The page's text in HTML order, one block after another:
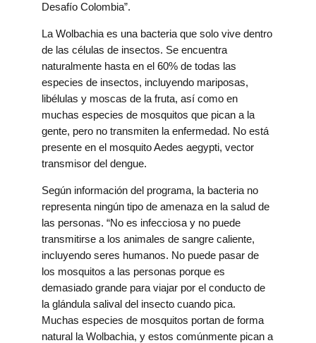
Desafío Colombia”.
La Wolbachia es una bacteria que solo vive dentro
de las células de insectos. Se encuentra
naturalmente hasta en el 60% de todas las
especies de insectos, incluyendo mariposas,
libélulas y moscas de la fruta, así como en
muchas especies de mosquitos que pican a la
gente, pero no transmiten la enfermedad. No está
presente en el mosquito Aedes aegypti, vector
transmisor del dengue.
Según información del programa, la bacteria no
representa ningún tipo de amenaza en la salud de
las personas. “No es infecciosa y no puede
transmitirse a los animales de sangre caliente,
incluyendo seres humanos. No puede pasar de
los mosquitos a las personas porque es
demasiado grande para viajar por el conducto de
la glándula salival del insecto cuando pica.
Muchas especies de mosquitos portan de forma
natural la Wolbachia, y estos comúnmente pican a